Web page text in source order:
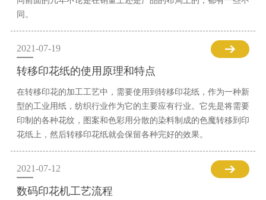
同。
2021-07-19
转移印花纸的使用原理和特点
在转移印花的加工工艺中，需要使用到转移印花纸，作为一种新
型的工业用纸，纺织行业作为它的主要应有行业。它先是将需要
印制的各种花纹，图案和色彩用分散的染料制成的色魔转移到印
花纸上，然后转移印花纸就会保留各种完好的效果。
2021-07-12
数码印花机工艺流程